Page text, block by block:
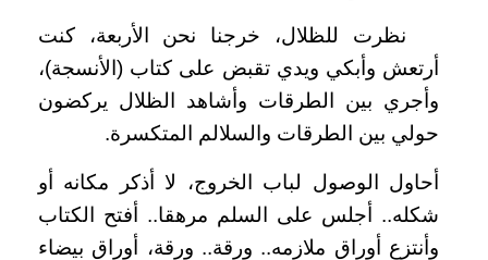
نظرت للظلال، خرجنا نحن الأربعة، كنت
أرتعش وأبكي ويدي تقبض على كتاب (الأنسجة)،
وأجري بين الطرقات وأشاهد الظلال يركضون
حولي بين الطرقات والسلالم المتكسرة.
أحاول الوصول لباب الخروج، لا أذكر مكانه أو
شكله.. أجلس على السلم مرهقا.. أفتح الكتاب
وأنتزع أوراق ملازمه.. ورقة.. ورقة، أوراق بيضاء